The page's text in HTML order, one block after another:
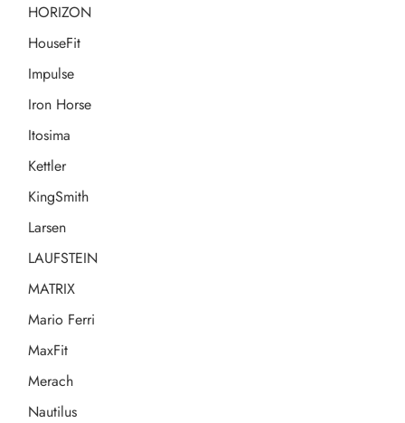
HORIZON
HouseFit
Impulse
Iron Horse
Itosima
Kettler
KingSmith
Larsen
LAUFSTEIN
MATRIX
Mario Ferri
MaxFit
Merach
Nautilus